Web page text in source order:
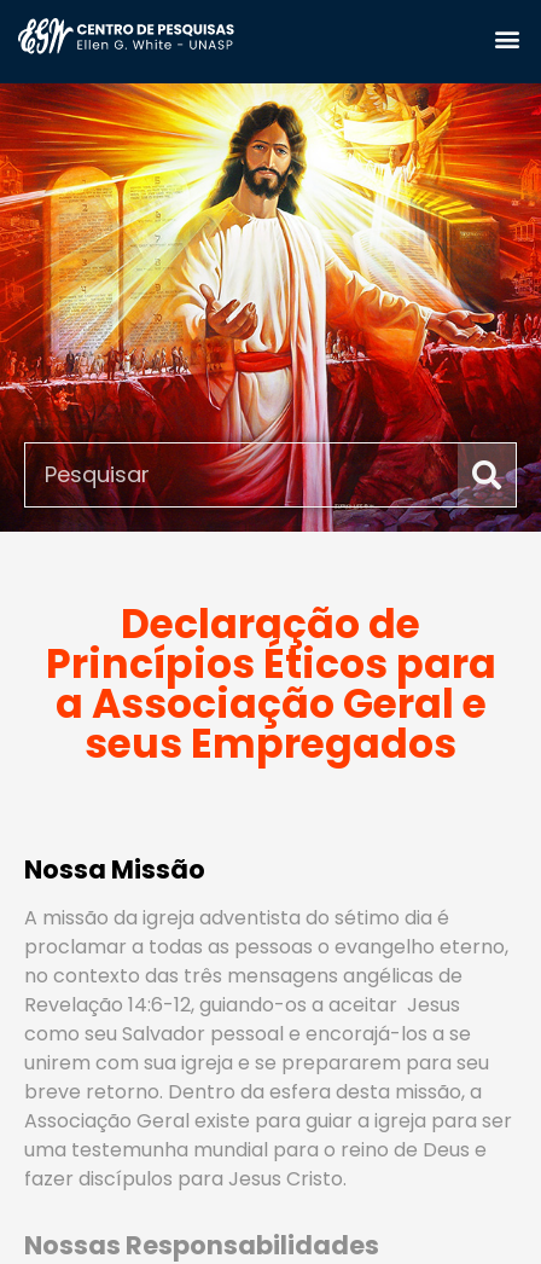
Declaração de
Princípios Éticos para
a Associação Geral e
seus Empregados
Nossa Missão
A missão da igreja adventista do sétimo dia é
proclamar a todas as pessoas o evangelho eterno,
no contexto das três mensagens angélicas de
Revelação 14:6-12, guiando-os a aceitar Jesus
como seu Salvador pessoal e encorajá-los a se
unirem com sua igreja e se prepararem para seu
breve retorno. Dentro da esfera desta missão, a
Associação Geral existe para guiar a igreja para ser
uma testemunha mundial para o reino de Deus e
fazer discípulos para Jesus Cristo.
Nossas Responsabilidades